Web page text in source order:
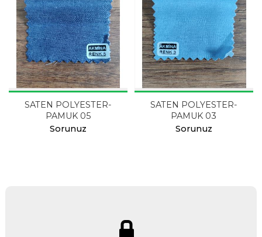
SATEN POLYESTER-
PAMUK 05
Sorunuz
SATEN POLYESTER-
PAMUK 03
Sorunuz